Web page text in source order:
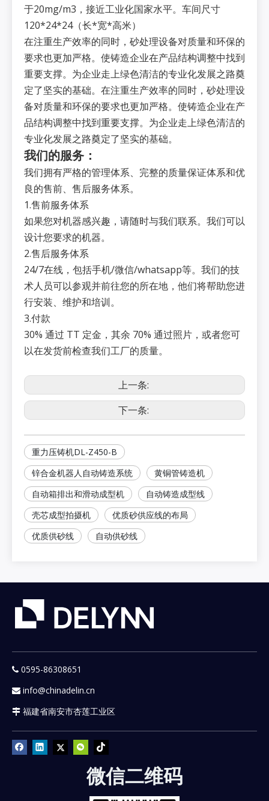
于20mg/m3，接近工业化国家水平。车间尺寸
120*24*24（长*宽*高米）
在注重生产效率的同时，砂处理设备对质量和环保的
要求也更加严格。使铸造企业在产品结构调整中找到
重要支撑。为企业走上绿色清洁的专业化发展之路奠
定了坚实的基础。在注重生产效率的同时，砂处理设
备对质量和环保的要求也更加严格。使铸造企业在产
品结构调整中找到重要支撑。为企业走上绿色清洁的
专业化发展之路奠定了坚实的基础。
我们的服务：
我们拥有严格的管理体系、完整的质量保证体系和优
良的售前、售后服务体系。
1.售前服务体系
如果您对机器感兴趣，请随时与我们联系。我们可以
设计您要求的机器。
2.售后服务体系
24/7在线，包括手机/微信/whatsapp等。我们的技
术人员可以参观并前往您的所在地，他们将帮助您进
行安装、维护和培训。
3.付款
30% 通过 TT 定金，其余 70% 通过照片，或者您可
以在发货前检查我们工厂的质量。
上一条:
下一条:
重力压铸机DL-Z450-B
锌合金机器人自动铸造系统
黄铜管铸造机
自动箱排出和滑动成型机
自动铸造成型线
壳芯成型拍摄机
优质砂供应线的布局
优质供砂线
自动供砂线
 0595-86308651
 info@chinadelin.cn
 福建省南安市杏莲工业区
微信二维码